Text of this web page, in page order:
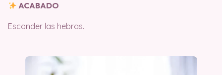
ACABADO
Esconder las hebras.